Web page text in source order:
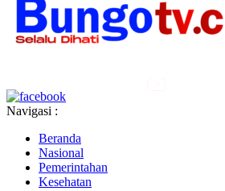
Navigasi :
Beranda
Nasional
Pemerintahan
Kesehatan